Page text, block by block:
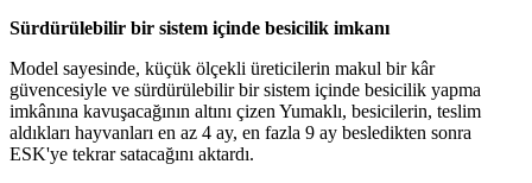
Sürdürülebilir bir sistem içinde besicilik imkanı
Model sayesinde, küçük ölçekli üreticilerin makul bir kâr
güvencesiyle ve sürdürülebilir bir sistem içinde besicilik yapma
imkânına kavuşacağının altını çizen Yumaklı, besicilerin, teslim
aldıkları hayvanları en az 4 ay, en fazla 9 ay besledikten sonra
ESK'ye tekrar satacağını aktardı.